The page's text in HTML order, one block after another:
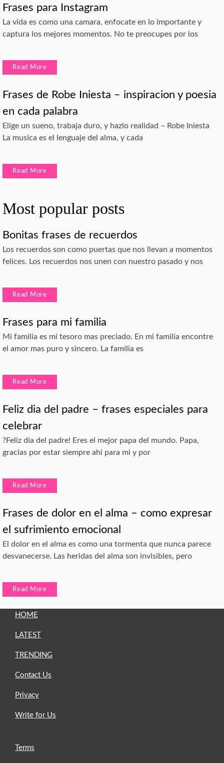
Frases para Instagram
La vida es como una camara, enfocate en lo importante y
captura los mejores momentos. No te preocupes por los
Read More
Frases de Robe Iniesta – inspiracion y poesia
en cada palabra
Elige un sueno, trabaja duro, y hazlo realidad – Robe Iniesta
La musica es el lenguaje del alma, y cada
Read More
Most popular posts
Bonitas frases de recuerdos
Los recuerdos son como puertas que nos llevan a momentos
felices. Los recuerdos nos unen con nuestro pasado y nos
Read More
Frases para mi familia
Mi familia es mi tesoro mas preciado. En mi familia encontre
el amor mas puro y sincero. La familia es
Read More
Feliz dia del padre – frases especiales para
celebrar
?Feliz dia del padre! Eres el mejor papa del mundo. Papa,
gracias por estar siempre ahi para mi y por
Read More
Frases de dolor en el alma – como expresar
el sufrimiento emocional
El dolor en el alma es como una tormenta que nunca parece
desvanecerse. Las heridas del alma son invisibles, pero
Read More
HOME
LATEST
TRENDING
Contact Us
Privacy
Write for Us
Terms